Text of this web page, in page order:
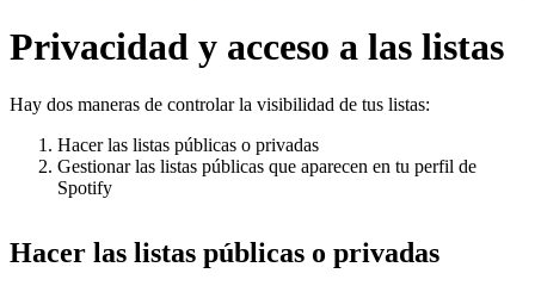
Privacidad y acceso a las listas
Hay dos maneras de controlar la visibilidad de tus listas:
Hacer las listas públicas o privadas
Gestionar las listas públicas que aparecen en tu perfil de
Spotify
Hacer las listas públicas o privadas